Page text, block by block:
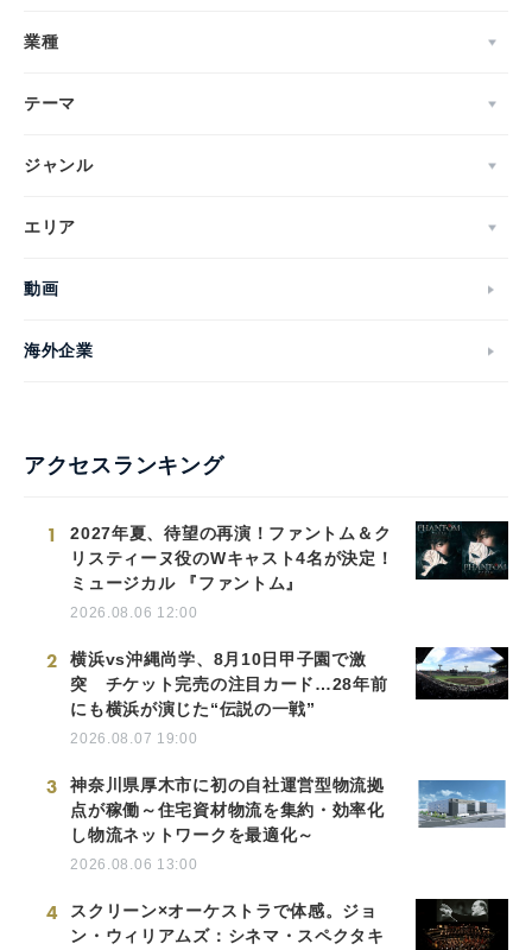
業種
テーマ
ジャンル
エリア
動画
海外企業
アクセスランキング
1
2027年夏、待望の再演！ファントム＆ク
リスティーヌ役のWキャスト4名が決定！
ミュージカル 『ファントム』
2026.08.06 12:00
2
横浜vs沖縄尚学、8月10日甲子園で激
突 チケット完売の注目カード…28年前
にも横浜が演じた“伝説の一戦”
2026.08.07 19:00
3
神奈川県厚木市に初の自社運営型物流拠
点が稼働～住宅資材物流を集約・効率化
し物流ネットワークを最適化～
2026.08.06 13:00
4
スクリーン×オーケストラで体感。ジョ
ン・ウィリアムズ：シネマ・スペクタキ